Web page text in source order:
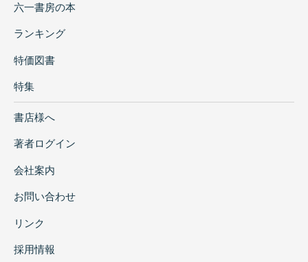
六一書房の本
ランキング
特価図書
特集
書店様へ
著者ログイン
会社案内
お問い合わせ
リンク
採用情報